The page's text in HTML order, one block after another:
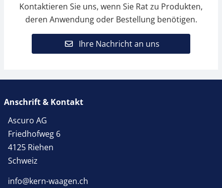
Kontaktieren Sie uns, wenn Sie Rat zu Produkten,
deren Anwendung oder Bestellung benötigen.
Ihre Nachricht an uns
Anschrift & Kontakt
Ascuro AG
Friedhofweg 6
4125 Riehen
Schweiz
info@kern-waagen.ch